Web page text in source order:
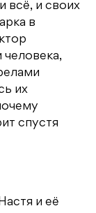
всё, и своих
в
человека,
их
спустя
и её